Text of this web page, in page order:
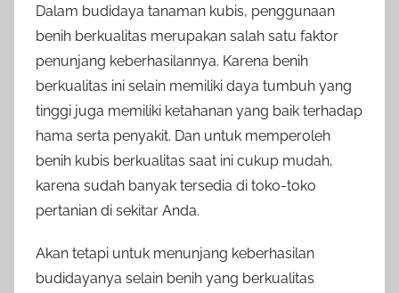
Dalam budidaya tanaman kubis, penggunaan
benih berkualitas merupakan salah satu faktor
penunjang keberhasilannya. Karena benih
berkualitas ini selain memiliki daya tumbuh yang
tinggi juga memiliki ketahanan yang baik terhadap
hama serta penyakit. Dan untuk memperoleh
benih kubis berkualitas saat ini cukup mudah,
karena sudah banyak tersedia di toko-toko
pertanian di sekitar Anda.
Akan tetapi untuk menunjang keberhasilan
budidayanya selain benih yang berkualitas